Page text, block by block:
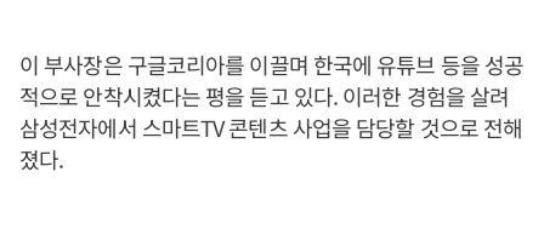
이 부사장은 구글코리아를 이끌며 한국에 유튜브 등을 성공
적으로 안착시켰다는 평을 듣고 있다. 이러한 경험을 살려
삼성전자에서 스마트TV 콘텐츠 사업을 담당할 것으로 전해
졌다.